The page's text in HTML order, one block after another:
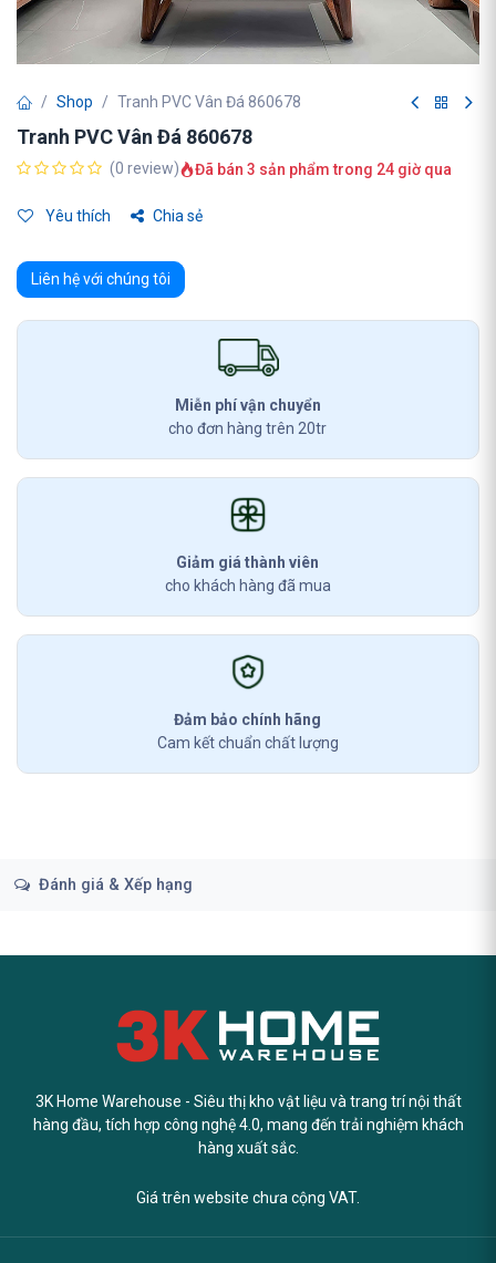
Shop Tranh PVC Vân Đá 860678
Tranh PVC Vân Đá 860678
(0 review) Đã bán 3 sản phẩm trong 24 giờ qua
Yêu thích Chia sẻ
Liên hệ với chúng tôi
Miễn phí vận chuyển
cho đơn hàng trên 20tr
Giảm giá thành viên
cho khách hàng đã mua
Đảm bảo chính hãng
Cam kết chuẩn chất lượng
Đánh giá & Xếp hạng
3K Home Warehouse - Siêu thị kho vật liệu và trang trí nội thất
hàng đầu, tích hợp công nghệ 4.0, mang đến trải nghiệm khách
hàng xuất sắc.
Giá trên website chưa cộng VAT.